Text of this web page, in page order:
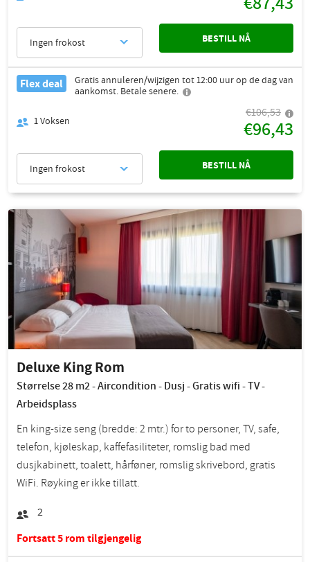
Ingen frokost BESTILL NÅ
Flex deal
Gratis annuleren/wijzigen tot 12:00 uur op de dag van
aankomst. Betale senere.
1Voksen
€106,53
€96,43
Ingen frokost BESTILL NÅ
Deluxe King Rom
Størrelse 28 m2 - Aircondition - Dusj - Gratis wifi - TV -
Arbeidsplass
En king-size seng (bredde: 2 mtr.) for to personer, TV, safe,
telefon, kjøleskap, kaffefasiliteter, romslig bad med
dusjkabinett, toalett, hårføner, romslig skrivebord, gratis
WiFi. Røyking er ikke tillatt.
2
Fortsatt 5 rom tilgjengelig